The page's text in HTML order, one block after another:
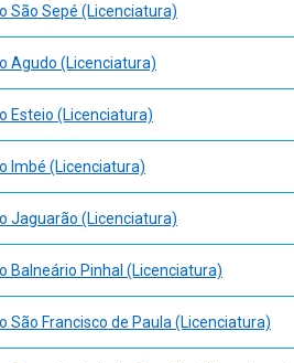
São Sepé (Licenciatura)
Agudo (Licenciatura)
Esteio (Licenciatura)
Imbé (Licenciatura)
Jaguarão (Licenciatura)
Balneário Pinhal (Licenciatura)
São Francisco de Paula (Licenciatura)